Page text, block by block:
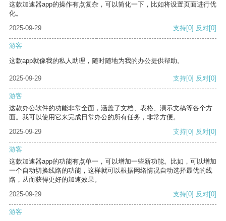
这款加速器app的操作有点复杂，可以简化一下，比如将设置页面进行优
化。
2025-09-29
支持[0] 反对[0]
游客
这款app就像我的私人助理，随时随地为我的办公提供帮助。
2025-09-29 支持[0] 反对[0]
游客
这款办公软件的功能非常全面，涵盖了文档、表格、演示文稿等各个方
面。我可以使用它来完成日常办公的所有任务，非常方便。
2025-09-29
支持[0] 反对[0]
游客
这款加速器app的功能有点单一，可以增加一些新功能。比如，可以增加
一个自动切换线路的功能，这样就可以根据网络情况自动选择最优的线
路，从而获得更好的加速效果。
2025-09-29
支持[0] 反对[0]
游客